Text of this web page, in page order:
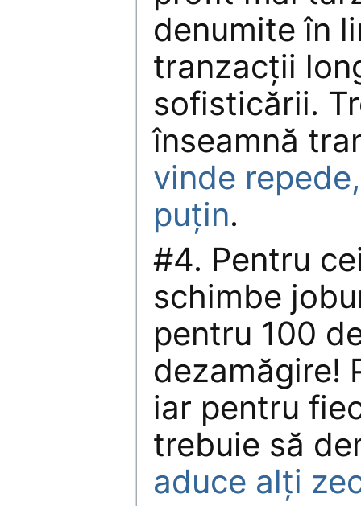
denumite în
tranzacţii
sofisticării.
înseamnă
vinde
puţin.
#4. Pentru
schimbe
pentru 100
dezamăgire!
iar pentru
trebuie să
aduce alţi